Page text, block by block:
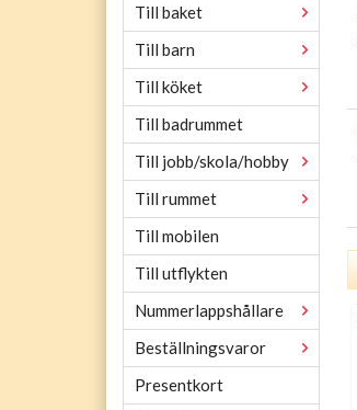
Till baket
Till barn
Till köket
Till badrummet
Till jobb/skola/hobby
Till rummet
Till mobilen
Till utflykten
Nummerlappshållare
Beställningsvaror
Presentkort